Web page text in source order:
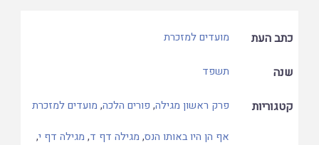
כתב העת מועדים למזכרת
שנה תשפד
קטגוריות פרק ראשון מגילה, פורים הלכה, מועדים למזכרת
אף הן היו באותו הנס, מגילה דף ד, מגילה דף י,